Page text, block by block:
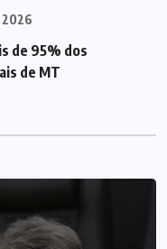
2026
de 95% dos
de MT